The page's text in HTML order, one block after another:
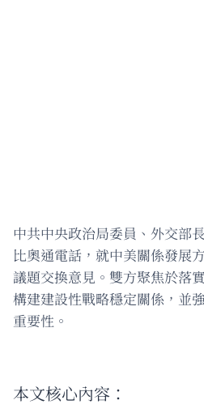
中共中央政治局委員、外交部
比奧通電話，就中美關係發展
議題交換意見。雙方聚焦於落
構建建設性戰略穩定關係，並
重要性。
本文核心內容：